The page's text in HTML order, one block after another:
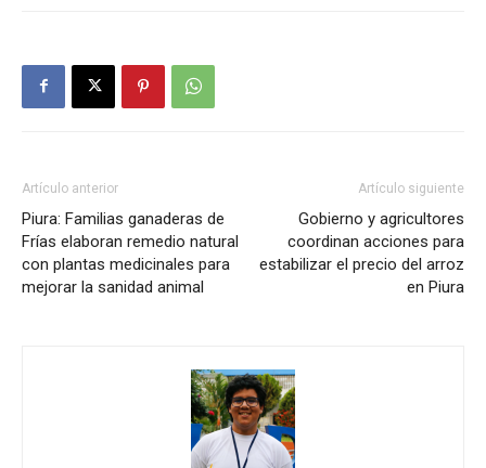
Artículo anterior
Piura: Familias ganaderas de
Frías elaboran remedio natural
con plantas medicinales para
mejorar la sanidad animal
Artículo siguiente
Gobierno y agricultores
coordinan acciones para
estabilizar el precio del arroz
en Piura